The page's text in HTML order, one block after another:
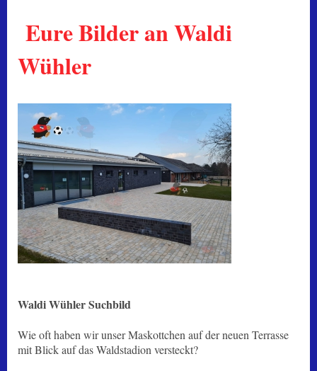
Eure Bilder an Waldi
Wühler
Waldi Wühler Suchbild
Wie oft haben wir unser Maskottchen auf der neuen Terrasse
mit Blick auf das Waldstadion versteckt?